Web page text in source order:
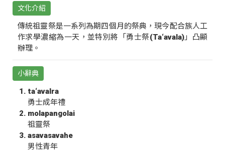
文化介紹
傳統祖靈祭是一系列為期四個月的祭典，現今配合族人工
作求學濃縮為一天，並特別將「勇士祭(Ta‘avala)」凸顯
辦理。
小辭典
ta‘avalra
勇士成年禮
molapangolai
祖靈祭
asavasavahe
男性青年